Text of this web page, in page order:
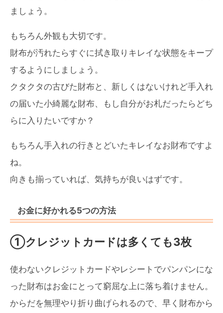
ましょう。
もちろん外観も大切です。
財布が汚れたらすぐに拭き取りキレイな状態をキープ
するようにしましょう。
クタクタの古びた財布と、新しくはないけれど手入れ
の届いた小綺麗な財布、もし自分がお札だったらどち
らに入りたいですか？
もちろん手入れの行きとどいたキレイなお財布ですよ
ね。
向きも揃っていれば、気持ちが良いはずです。
お金に好かれる5つの方法
①クレジットカードは多くても3枚
使わないクレジットカードやレシートでパンパンにな
った財布はお金にとって窮屈な上に落ち着けません。
からだを無理やり折り曲げられるので、早く財布から